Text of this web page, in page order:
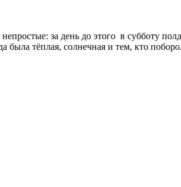
за день до этого в субботу
была тёплая, солнечная и тем, кто